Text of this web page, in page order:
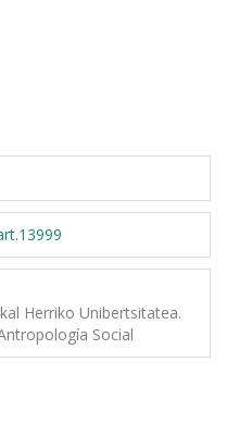
Herriko Unibertsitatea.
Social